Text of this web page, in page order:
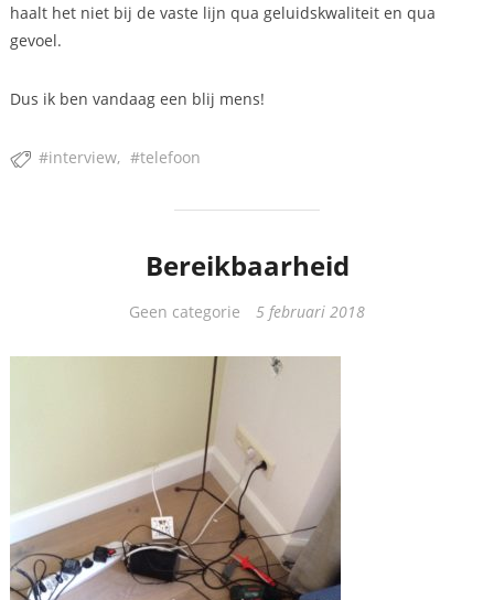
haalt het niet bij de vaste lijn qua geluidskwaliteit en qua
gevoel.
Dus ik ben vandaag een blij mens!
interview telefoon
Bereikbaarheid
Categorieën
Geen categorie 5 februari 2018